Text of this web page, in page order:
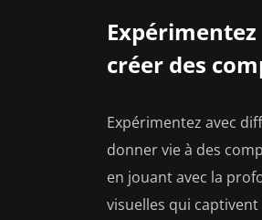
créer des
Expérimentez avec
donner vie à des
en jouant avec la
visuelles qui